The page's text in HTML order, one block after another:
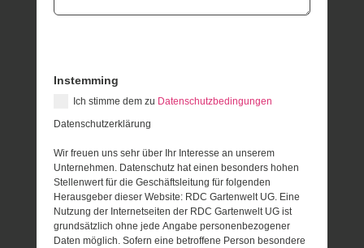
Instemming
Ich stimme dem zu Datenschutzbedingungen
Datenschutzerklärung
Wir freuen uns sehr über Ihr Interesse an unserem
Unternehmen. Datenschutz hat einen besonders hohen
Stellenwert für die Geschäftsleitung für folgenden
Herausgeber dieser Website: RDC Gartenwelt UG. Eine
Nutzung der Internetseiten der RDC Gartenwelt UG ist
grundsätzlich ohne jede Angabe personenbezogener
Daten möglich. Sofern eine betroffene Person besondere